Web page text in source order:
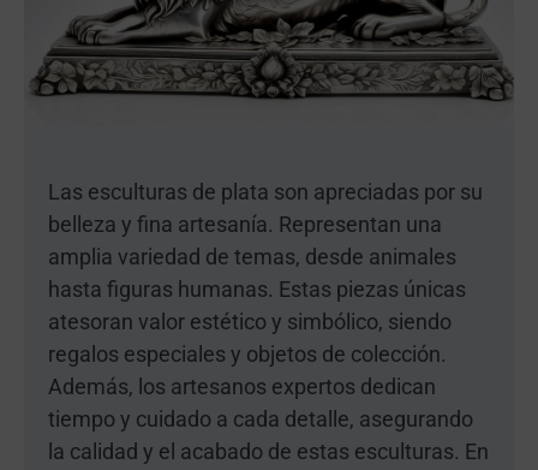
Las esculturas de plata son apreciadas por su
belleza y fina artesanía. Representan una
amplia variedad de temas, desde animales
hasta figuras humanas. Estas piezas únicas
atesoran valor estético y simbólico, siendo
regalos especiales y objetos de colección.
Además, los artesanos expertos dedican
tiempo y cuidado a cada detalle, asegurando
la calidad y el acabado de estas esculturas. En